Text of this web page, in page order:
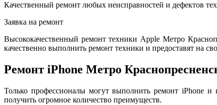
Качественный ремонт любых неисправностей и дефектов
Заявка на ремонт
Высококачественный ремонт техники Apple Метро
качественно выполнить ремонт техники и предоставят на
Ремонт iPhone Метро
Только профессионалы могут выполнить ремонт iPhone и
получить огромное количество преимуществ.